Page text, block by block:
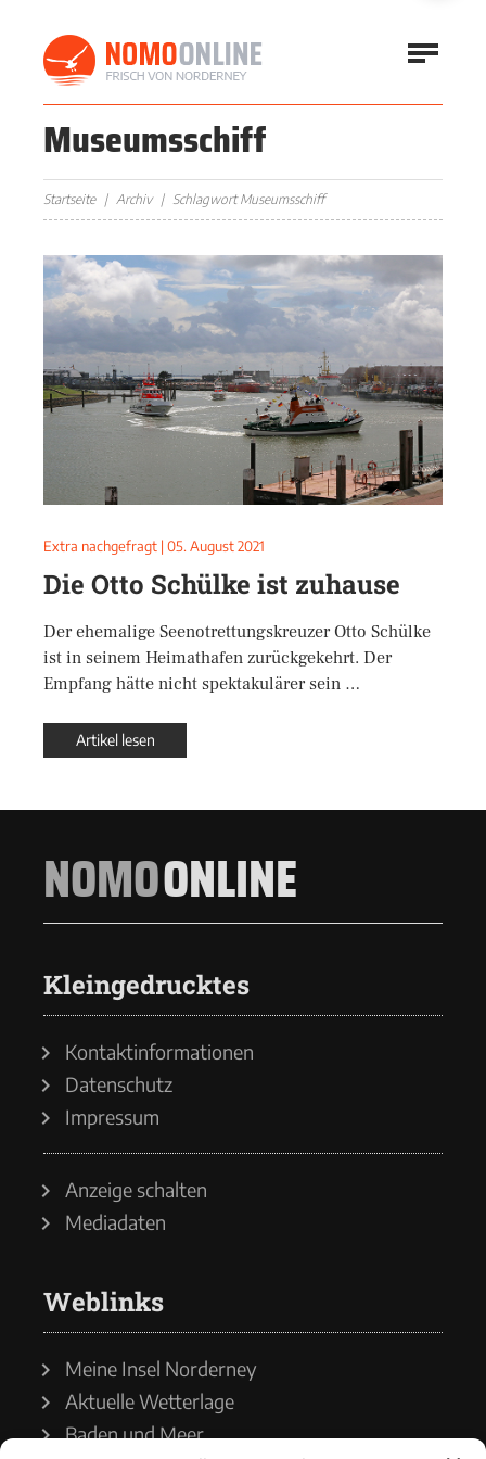
Museumsschiff
Startseite Archiv Schlagwort Museumsschiff
Extra nachgefragt | 05. August 2021
Die Otto Schülke ist zuhause
Der ehemalige Seenotrettungskreuzer Otto Schülke
ist in seinem Heimathafen zurückgekehrt. Der
Empfang hätte nicht spektakulärer sein …
Artikel lesen
NOMOONLINE
Kleingedrucktes
Kontaktinformationen
Datenschutz
Impressum
Anzeige schalten
Mediadaten
Weblinks
Meine Insel Norderney
Aktuelle Wetterlage
Baden und Meer